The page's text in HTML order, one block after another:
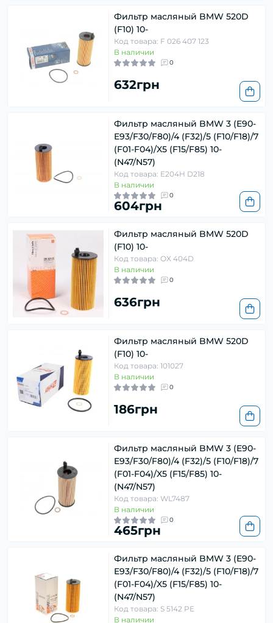
Фильтр масляный BMW 520D
(F10) 10-
Код товара: F 026 407 123
В наличии
0
632грн
Фильтр масляный BMW 3 (E90-
E93/F30/F80)/4 (F32)/5 (F10/F18)/7
(F01-F04)/X5 (F15/F85) 10-
(N47/N57)
Код товара: E204H D218
В наличии
0
604грн
Фильтр масляный BMW 520D
(F10) 10-
Код товара: OX 404D
В наличии
0
636грн
Фильтр масляный BMW 520D
(F10) 10-
Код товара: 101027
В наличии
0
186грн
Фильтр масляный BMW 3 (E90-
E93/F30/F80)/4 (F32)/5 (F10/F18)/7
(F01-F04)/X5 (F15/F85) 10-
(N47/N57)
Код товара: WL7487
В наличии
0
465грн
Фильтр масляный BMW 3 (E90-
E93/F30/F80)/4 (F32)/5 (F10/F18)/7
(F01-F04)/X5 (F15/F85) 10-
(N47/N57)
Код товара: S 5142 PE
В наличии